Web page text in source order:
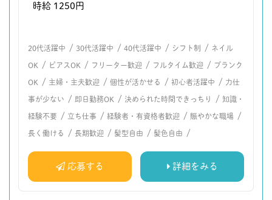
時給 1250円
20代活躍中 / 30代活躍中 / 40代活躍中 / シフト制 / ネイル
OK / ピアスOK / フリーター歓迎 / フルタイム歓迎 / ブランク
OK / 主婦・主夫歓迎 / 個性が活かせる / 初心者活躍中 / 力仕
事が少ない / 即日勤務OK / 決められた時間できっちり / 知識・
経験不要 / 立ち仕事 / 経験者・有資格者歓迎 / 賑やかな職場 /
長く働ける / 長期歓迎 / 髪型自由 / 髪色自由 /
応募する 詳細をみる